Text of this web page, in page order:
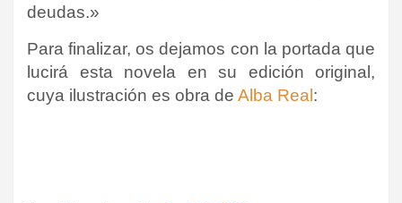
deudas.»
Para finalizar, os dejamos con la portada que
lucirá esta novela en su edición original,
cuya ilustración es obra de Alba Real :